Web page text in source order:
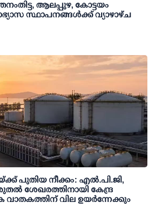
ആലപ്പുഴ, കോട്ടയം
സ്ഥാപനങ്ങള്‍ക്ക് വ്യാഴാഴ്ച
പുതിയ നീക്കം: എല്‍.പി.ജി,
ശേഖരത്തിനായി കേന്ദ്ര
വാതകത്തിന് വില ഉയര്‍ന്നേക്കും